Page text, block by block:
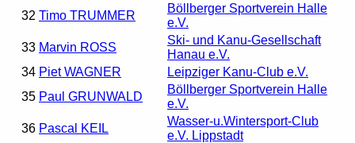
32 Timo TRUMMER
Böllberger Sportverein Halle
e.V.
33 Marvin ROSS
Ski- und Kanu-Gesellschaft
Hanau e.V.
34 Piet WAGNER
Leipziger Kanu-Club e.V.
35 Paul GRUNWALD
Böllberger Sportverein Halle
e.V.
36 Pascal KEIL
Wasser-u.Wintersport-Club
e.V. Lippstadt